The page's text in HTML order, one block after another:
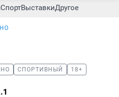
СпортВыставкиДругое
СПОРТИВНЫЙ 18+